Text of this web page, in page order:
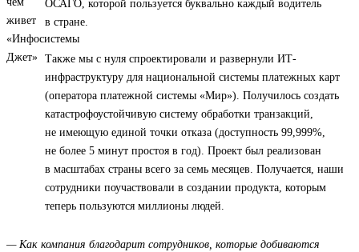
ОСАГО, которой пользуется буквально каждый водитель
в стране.
Также мы с нуля спроектировали и развернули ИТ-
инфраструктуру для национальной системы платежных карт
(оператора платежной системы «Мир»). Получилось создать
катастрофоустойчивую систему обработки транзакций,
не имеющую единой точки отказа (доступность 99,999%,
не более 5 минут простоя в год). Проект был реализован
в масштабах страны всего за семь месяцев. Получается, наши
сотрудники поучаствовали в создании продукта, которым
теперь пользуются миллионы людей.
— Как компания благодарит сотрудников, которые добиваются